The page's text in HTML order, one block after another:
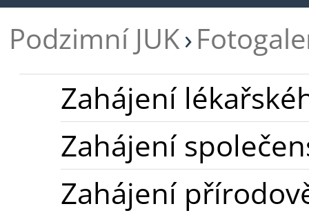
Podzimní JUK
Zahájení
Zahájení
Zahájení